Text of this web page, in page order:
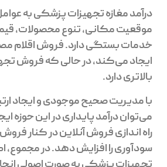
درآمد مغازه تجهیزات پزشکی به
موقعیت مکانی، تنوع محصولات،
خدمات بستگی دارد. فروش اقلام
ایجاد می‌کند، در حالی که فروش
بالاتری دارد.
با مدیریت صحیح موجودی و ایجاد
می‌توان درآمد پایداری در این حوزه
راه اندازی فروش آنلاین در کنار
سودآوری را افزایش دهد. در مجموع،